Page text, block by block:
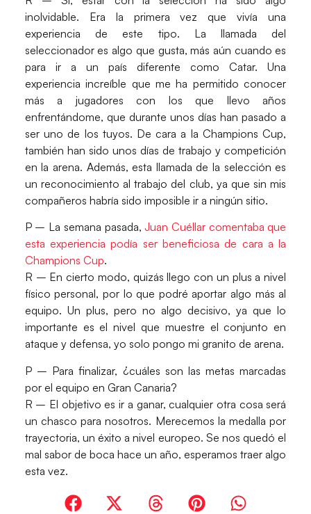
inolvidable. Era la primera vez que vivía una
experiencia de este tipo. La llamada del
seleccionador es algo que gusta, más aún cuando es
para ir a un país diferente como Catar. Una
experiencia increíble que me ha permitido conocer
más a jugadores con los que llevo años
enfrentándome, que durante unos días han pasado a
ser uno de los tuyos. De cara a la Champions Cup,
también han sido unos días de trabajo y competición
en la arena. Además, esta llamada de la selección es
un reconocimiento al trabajo del club, ya que sin mis
compañeros habría sido imposible ir a ningún sitio.
P – La semana pasada,Juan Cuéllar comentaba que
esta experiencia podía ser beneficiosa de cara a la
Champions Cup.
R – En cierto modo, quizás llego con un plus a nivel
físico personal, por lo que podré aportar algo más al
equipo. Un plus, pero no algo decisivo, ya que lo
importante es el nivel que muestre el conjunto en
ataque y defensa, yo solo pongo mi granito de arena.
P – Para finalizar, ¿cuáles son las metas marcadas
por el equipo en Gran Canaria?
R – El objetivo es ir a ganar, cualquier otra cosa será
un chasco para nosotros. Merecemos la medalla por
trayectoria, un éxito a nivel europeo. Se nos quedó el
mal sabor de boca hace un año, esperamos traer algo
esta vez.